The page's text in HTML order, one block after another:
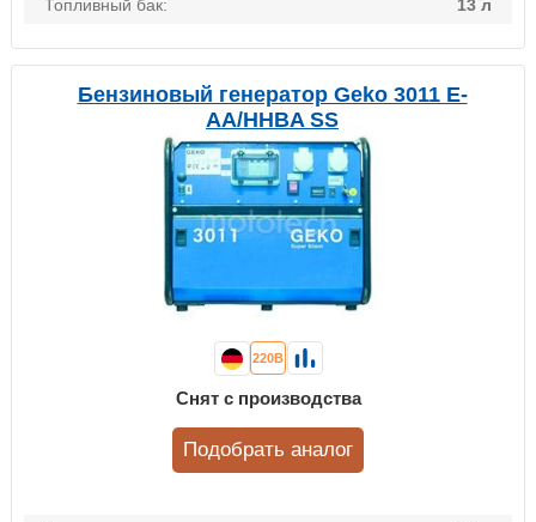
Топливный бак:
13 л
Бензиновый генератор Geko 3011 E-
AА/HHBA SS
220В
Снят с производства
Подобрать аналог